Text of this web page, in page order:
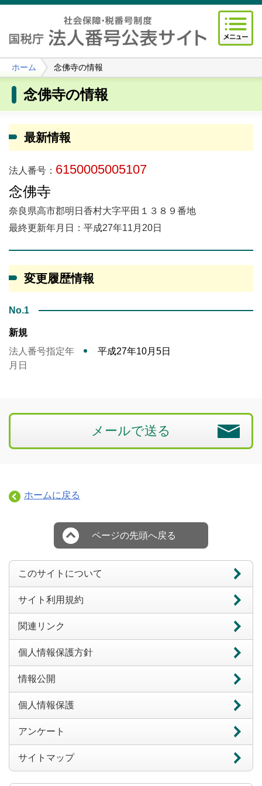
ホーム 念佛寺の情報
念佛寺の情報
最新情報
法人番号： 6150005005107
念佛寺
奈良県高市郡明日香村大字平田１３８９番地
最終更新年月日：平成27年11月20日
変更履歴情報
No.1
新規
法人番号指定年
月日
平成27年10月5日
メールで送る
ホームに戻る
ページの先頭へ戻る
このサイトについて
サイト利用規約
関連リンク
個人情報保護方針
情報公開
個人情報保護
アンケート
サイトマップ